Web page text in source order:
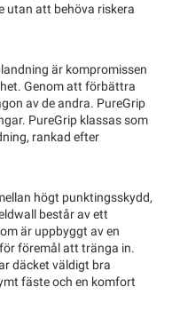
utan att behöva riskera
är kompromissen
Genom att förbättra
av de andra. PureGrip
PureGrip klassas som
rankad efter
högt punktingsskydd,
består av ett
är uppbyggt av en
föremål att tränga in.
däcket väldigt bra
fäste och en komfort